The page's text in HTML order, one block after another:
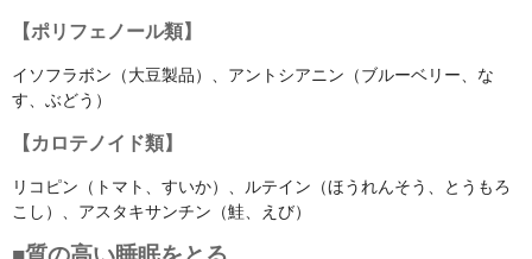
【ポリフェノール類】
イソフラボン（大豆製品）、アントシアニン（ブルーベリー、な
す、ぶどう）
【カロテノイド類】
リコピン（トマト、すいか）、ルテイン（ほうれんそう、とうもろ
こし）、アスタキサンチン（鮭、えび）